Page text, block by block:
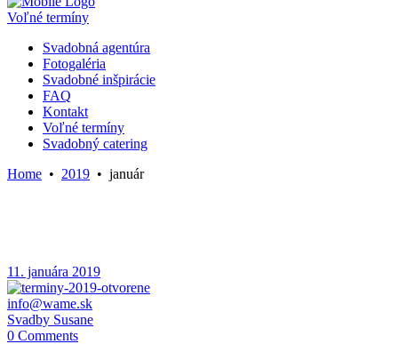
Voľné termíny
Svadobná agentúra
Fotogaléria
Svadobné inšpirácie
FAQ
Kontakt
Voľné termíny
Svadobný catering
Home • 2019 • január
11. januára 2019
info@wame.sk
Svadby Susane
0 Comments